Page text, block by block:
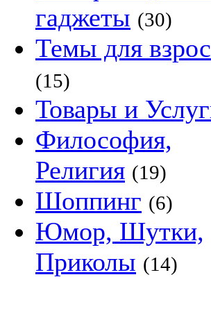
гаджеты (30)
Темы для
(15)
Товары и
Философия,
Религия (19)
Шоппинг (6)
Юмор, Шутки,
Приколы (14)